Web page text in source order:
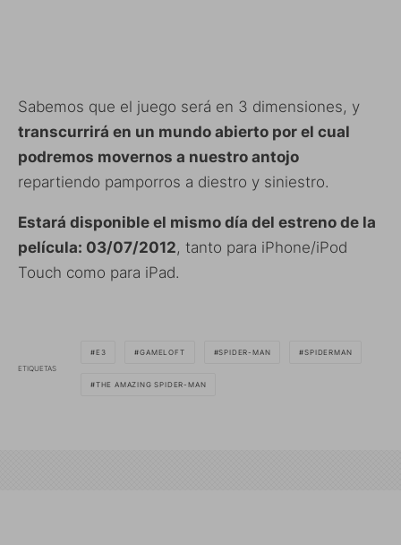
Sabemos que el juego será en 3 dimensiones, y
transcurrirá en un mundo abierto por el cual
podremos movernos a nuestro antojo
repartiendo pamporros a diestro y siniestro.
Estará disponible el mismo día del estreno de la
película: 03/07/2012, tanto para iPhone/iPod
Touch como para iPad.
ETIQUETAS
E3 GAMELOFT SPIDER-MAN SPIDERMAN
THE AMAZING SPIDER-MAN